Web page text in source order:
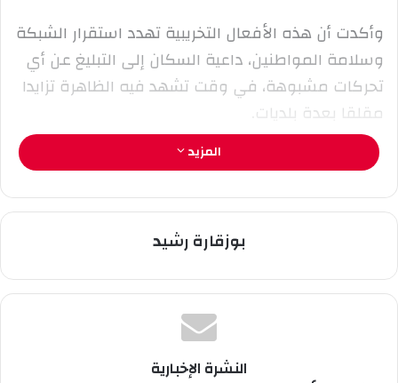
ر
و
ن
ي
وأكدت أن هذه الأفعال التخريبية تهدد استقرار الشبكة
وسلامة المواطنين، داعية السكان إلى التبليغ عن أي
تحركات مشبوهة، في وقت تشهد فيه الظاهرة تزايدا
مقلقا بعدة بلديات.
المزيد
بوزقارة رشيد
النشرة الإخبارية